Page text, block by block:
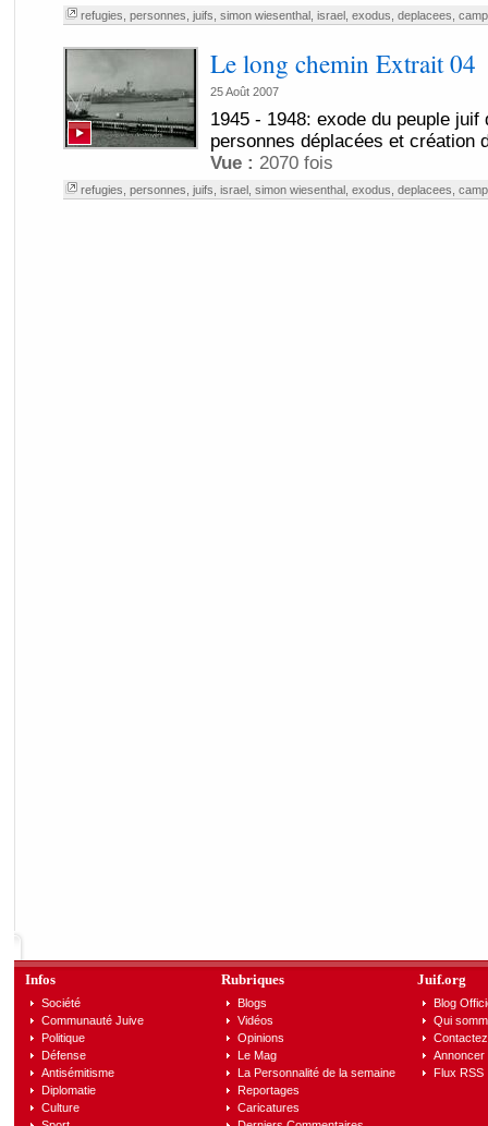
refugies personnes juifs simon wiesenthal, israel, exodus deplacees
Le long chemin Extrait 04
25 Août 2007
1945 - 1948: exode du peuple
personnes déplacées et création
Vue : 2070 fois
refugies personnes juifs israel, simon wiesenthal, exodus deplacees
Infos
Société
Communauté Juive
Politique
Défense
Antisémitisme
Diplomatie
Culture
Rubriques
Blogs
Vidéos
Opinions
Le Mag
La Personnalité de la semaine
Reportages
Caricatures
Juif.org
Blog
Qui
Annoncer
Flux RSS